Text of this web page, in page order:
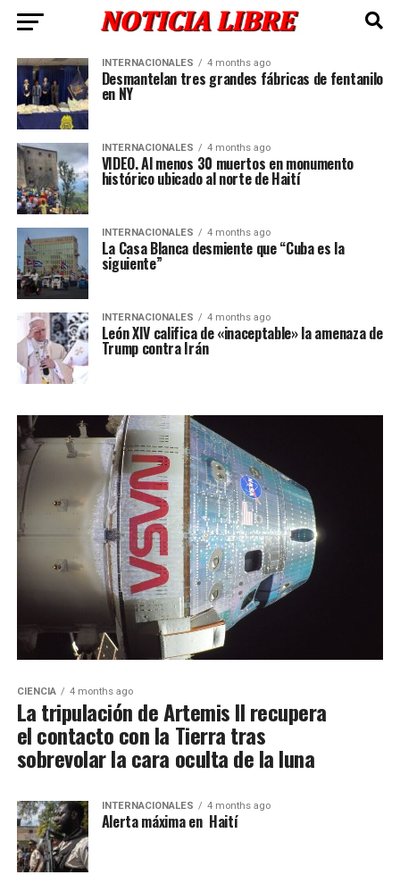
INTERNACIONALES 4 months ago
Desmantelan tres grandes fábricas de fentanilo
en NY
INTERNACIONALES 4 months ago
VIDEO. Al menos 30 muertos en monumento
histórico ubicado al norte de Haití
INTERNACIONALES 4 months ago
La Casa Blanca desmiente que “Cuba es la
siguiente”
INTERNACIONALES 4 months ago
León XIV califica de «inaceptable» la amenaza de
Trump contra Irán
CIENCIA 4 months ago
La tripulación de Artemis II recupera
el contacto con la Tierra tras
sobrevolar la cara oculta de la luna
INTERNACIONALES 4 months ago
Alerta máxima en Haití